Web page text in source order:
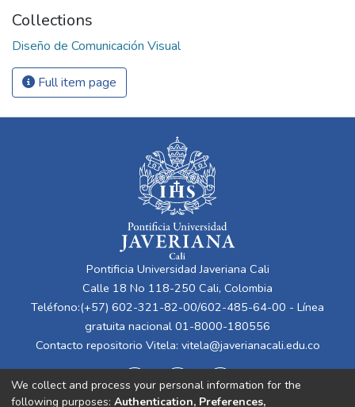
Collections
Diseño de Comunicación Visual
Full item page
Pontificia Universidad Javeriana Cali
Calle 18 No 118-250 Cali, Colombia
Teléfono:(+57) 602-321-82-00/602-485-64-00 - Línea
gratuita nacional 01-8000-180556
Contacto repositorio Vitela: vitela@javerianacali.edu.co
We collect and process your personal information for the
following purposes: Authentication, Preferences,